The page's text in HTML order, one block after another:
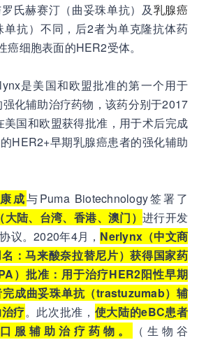
氏赫赛汀（曲妥珠单抗）及乳腺癌
单抗）不同，后2者为单克隆抗体药
细胞表面的HER2受体。
是美国和欧盟批准的第一个用于
化辅助治疗药物，该药分别于2017
国和欧盟获得批准，用于术后完成
HER2+早期乳腺癌患者的强化辅助
成与Puma Biotechnology签署了
大陆、台湾、香港、澳门） 进行开发
议。2020年4月， Nerlynx（中文商
：马来酸奈拉替尼片）获得国家药
）批准：用于治疗HER2阳性早期
成曲妥珠单抗（trastuzumab）辅
疗。此次批准， 使大陆的eBC患者
服辅助治疗药物。
（生物谷